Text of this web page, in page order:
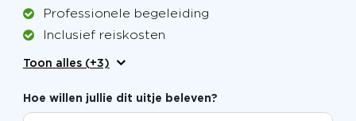
Professionele begeleiding
Inclusief reiskosten
Toon alles (+3)
Hoe willen jullie dit uitje beleven?